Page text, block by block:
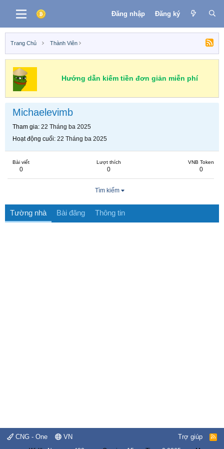
Đăng nhập Đăng ký
Trang Chủ Thành Viên
Hướng dẫn kiếm tiền đơn giản miễn phí
Michaelevimb
Tham gia 22 Tháng ba 2025
Hoạt động cuối 22 Tháng ba 2025
Bài viết
0
Lượt thích
0
VNB Token
0
Tìm kiếm
Tường nhà Bài đăng Thông tin
CNG - One VN Trợ giúp
R